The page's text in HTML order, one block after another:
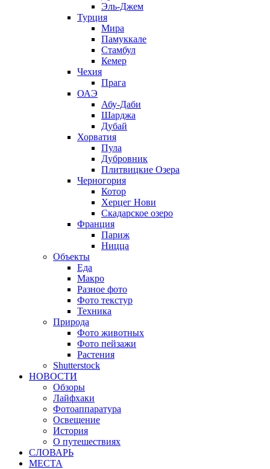
Эль-Джем
Турция
Мира
Памуккале
Стамбул
Кемер
Чехия
Прага
ОАЭ
Абу-Даби
Шарджа
Дубай
Хорватия
Пула
Дубровник
Плитвицкие Озера
Черногория
Котор
Херцег Нови
Скадарское озеро
Франция
Париж
Ницца
Объекты
Еда
Макро
Разное фото
Фото текстур
Техника
Природа
Фото животных
Фото пейзажи
Растения
Shutterstock
НОВОСТИ
Обзоры
Лайфхаки
Фотоаппаратура
Освещение
История
О путешествиях
CЛОВАРЬ
МЕСТА